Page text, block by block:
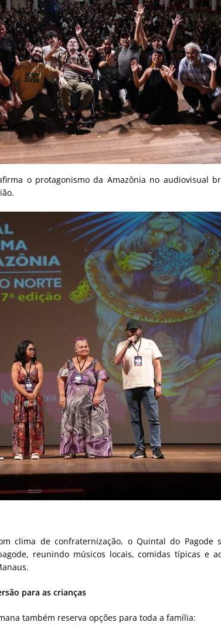
o protagonismo da Amazônia no audiovisual
clima de confraternização, o Quintal do Pagode
reunindo músicos locais, comidas típicas e
para as crianças
também reserva opções para toda a família: